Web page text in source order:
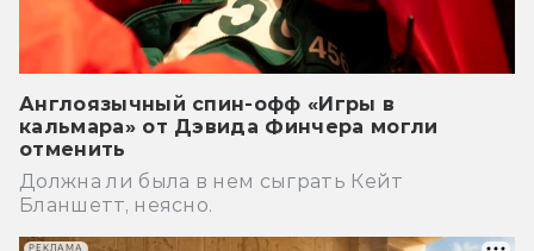
Англоязычный спин-офф «Игры в
кальмара» от Дэвида Финчера могли
отменить
Должна ли была в нем сыграть Кейт
Бланшетт, неясно.
РЕКЛАМА